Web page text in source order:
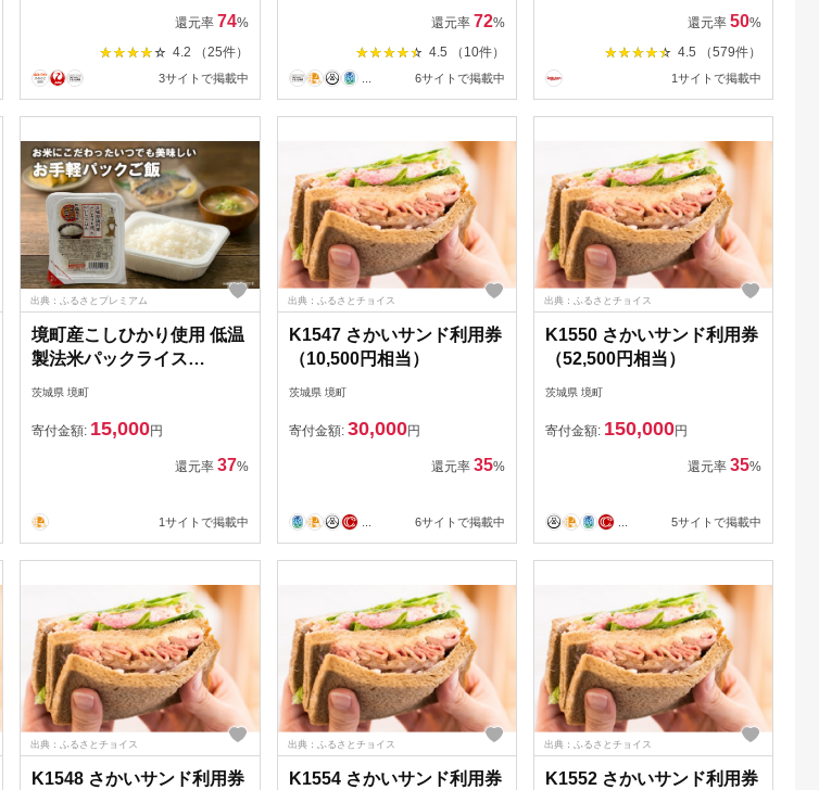
還元率 74%
4.2 （25件）
3サイトで掲載中
還元率 72%
4.5 （10件）
6サイトで掲載中
還元率 50%
4.5 （579件）
1サイトで掲載中
出典：ふるさとプレミアム
境町産こしひかり使用 低温
製法米パックライス
180g×40個
茨城県 境町
寄付金額: 15,000円
還元率 37%
1サイトで掲載中
出典：ふるさとチョイス
K1547 さかいサンド利用券
（10,500円相当）
茨城県 境町
寄付金額: 30,000円
還元率 35%
6サイトで掲載中
出典：ふるさとチョイス
K1550 さかいサンド利用券
（52,500円相当）
茨城県 境町
寄付金額: 150,000円
還元率 35%
5サイトで掲載中
出典：ふるさとチョイス
K1548 さかいサンド利用券
出典：ふるさとチョイス
K1554 さかいサンド利用券
出典：ふるさとチョイス
K1552 さかいサンド利用券